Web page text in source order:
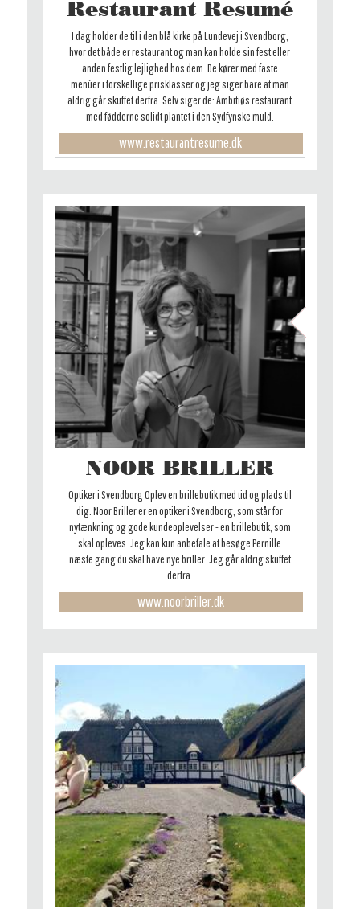
Restaurant Resumé
I dag holder de til i den blå kirke på Lundevej i Svendborg,
hvor det både er restaurant og man kan holde sin fest eller
anden festlig lejlighed hos dem. De kører med faste
menúer i forskellige prisklasser og jeg siger bare at man
aldrig går skuffet derfra. Selv siger de: Ambitiøs restaurant
med fødderne solidt plantet i den Sydfynske muld.
www.restaurantresume.dk
NOOR BRILLER
Optiker i Svendborg Oplev en brillebutik med tid og plads til
dig. Noor Briller er en optiker i Svendborg, som står for
nytænkning og gode kundeoplevelser - en brillebutik, som
skal opleves. Jeg kan kun anbefale at besøge Pernille
næste gang du skal have nye briller. Jeg går aldrig skuffet
derfra.
www.noorbriller.dk